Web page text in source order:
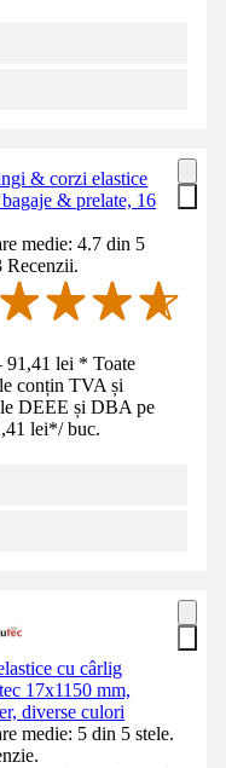
& corzi elastice
& prelate, 16
medie: 4.7 din 5
Recenzii.
lei * Toate
conțin TVA și
DEEE și DBA pe
lei*/ buc.
cu cârlig
17x1150 mm,
diverse culori
medie: 5 din 5 stele.